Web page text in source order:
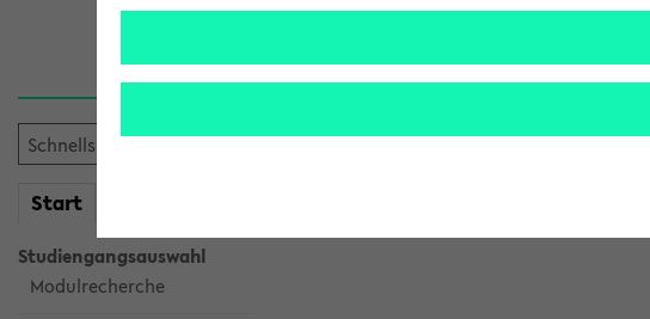
Start
Studiengangsauswahl
Modulrecherche
Verlauf